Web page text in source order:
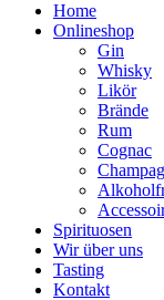
Home
Onlineshop
Gin
Whisky
Likör
Brände
Rum
Cognac
Spirituosen
Wir über uns
Tasting
Kontakt